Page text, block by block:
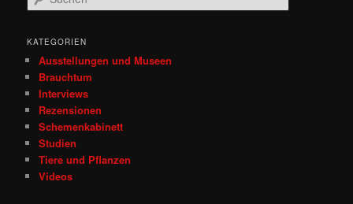
u
h
KATEGORIEN
Ausstellungen und Museen
Brauchtum
Interviews
Rezensionen
Schemenkabinett
Studien
Tiere und Pflanzen
Videos